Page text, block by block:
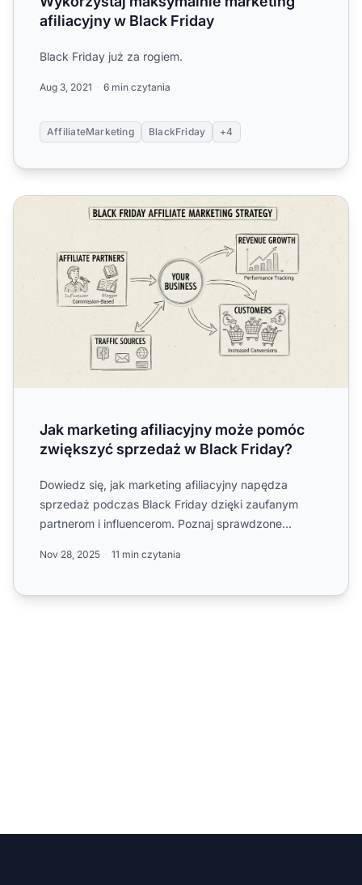
afiliacyjny w Black Friday
Black Friday już za rogiem.
Aug 3, 2021 6 min czytania
AffiliateMarketing BlackFriday +4
Jak marketing afiliacyjny może pomóc zwiększyć
Jak marketing afiliacyjny może pomóc
zwiększyć sprzedaż w Black Friday?
Dowiedz się, jak marketing afiliacyjny napędza
sprzedaż podczas Black Friday dzięki zaufanym
partnerom i influencerom. Poznaj sprawdzone
Nov 28, 2025 11 min czytania